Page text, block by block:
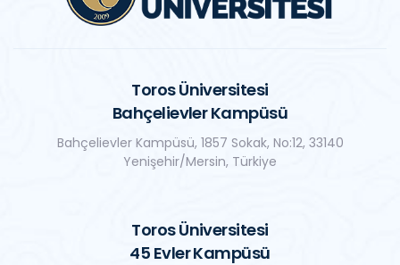
Toros Üniversitesi
Bahçelievler Kampüsü
Bahçelievler Kampüsü, 1857 Sokak, No:12, 33140
Yenişehir/Mersin, Türkiye
Toros Üniversitesi
45 Evler Kampüsü